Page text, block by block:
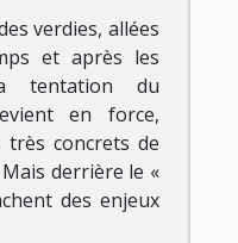
verdies, allées
et après les
tentation du
en force,
concrets de
derrière le «
des enjeux